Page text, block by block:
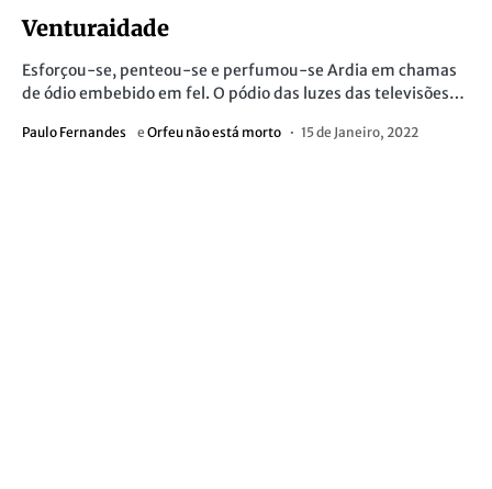
Venturaidade
Esforçou-se, penteou-se e perfumou-se Ardia em chamas
de ódio embebido em fel. O pódio das luzes das televisões…
Paulo Fernandes e Orfeu não está morto 15 de Janeiro, 2022